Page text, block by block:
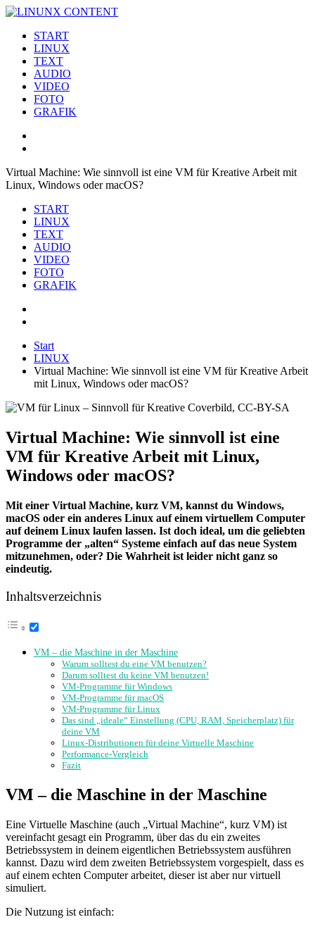
Zum
springen
Linux Content
Text, Audio, Video, Grafik, 3D – Werkzeuge für Kreative mit Linux
START
LINUX
TEXT
AUDIO
VIDEO
FOTO
GRAFIK
Virtual Machine: Wie sinnvoll ist eine VM für Kreative Arbeit mit
Linux, Windows oder macOS?
START
LINUX
TEXT
AUDIO
VIDEO
FOTO
GRAFIK
Start
LINUX
Virtual Machine: Wie sinnvoll ist eine VM für Kreative Arbeit
mit Linux, Windows oder macOS?
Virtual Machine: Wie sinnvoll ist eine
VM für Kreative Arbeit mit Linux,
Windows oder macOS?
Mit einer Virtual Machine, kurz VM, kannst du Windows,
macOS oder ein anderes Linux auf einem virtuellem Computer
auf deinem Linux laufen lassen. Ist doch ideal, um die geliebten
Programme der „alten“ Systeme einfach auf das neue System
mitzunehmen, oder? Die Wahrheit ist leider nicht ganz so
eindeutig.
Inhaltsverzeichnis
VM – die Maschine in der Maschine
Warum solltest du eine VM benutzen?
Darum solltest du keine VM benutzen!
VM-Programme für Windows
VM-Programme für macOS
VM-Programme für Linux
Das sind „ideale“ Einstellung (CPU, RAM, Speicherplatz) für
deine VM
Linux-Distributionen für deine Virtuelle Maschine
Performance-Vergleich
Fazit
VM – die Maschine in der Maschine
Eine Virtuelle Maschine (auch „Virtual Machine“, kurz VM) ist
vereinfacht gesagt ein Programm, über das du ein zweites
Betriebssystem in deinem eigentlichen Betriebssystem ausführen
kannst. Dazu wird dem zweiten Betriebssystem vorgespielt, dass es
auf einem echten Computer arbeitet, dieser ist aber nur virtuell
simuliert.
Die Nutzung ist einfach: